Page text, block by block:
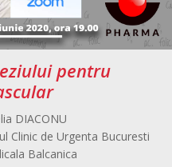
pentru
DIACONU
Clinic de Urgenta Bucuresti
Balcanica